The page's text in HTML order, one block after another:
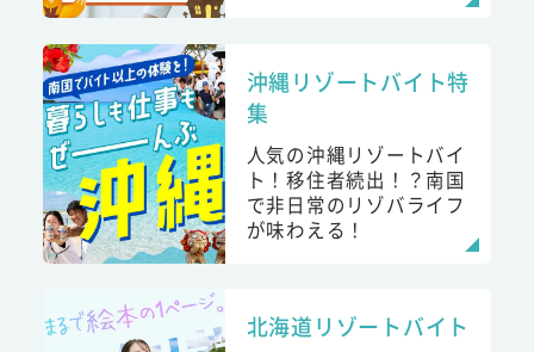
沖縄リゾートバイト特
集
人気の沖縄リゾートバイ
ト！移住者続出！？南国
で非日常のリゾバライフ
が味わえる！
北海道リゾートバイト